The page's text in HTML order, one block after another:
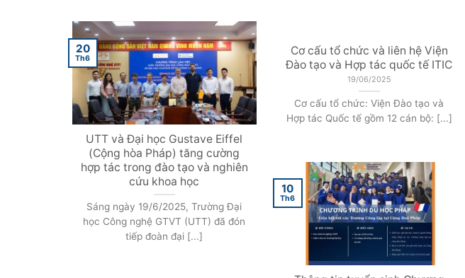
UTT và Đại học Gustave Eiffel
(Cộng hòa Pháp) tăng cường
hợp tác trong đào tạo và nghiên
cứu khoa học
Sáng ngày 19/6/2025, Trường Đại
học Công nghệ GTVT (UTT) đã đón
tiếp đoàn đại [...]
20
Th6
Cơ cấu tổ chức và liên hệ Viện
Đào tạo và Hợp tác quốc tế ITIC
19/06/2025
Cơ cấu tổ chức: Viện Đào tạo và
Hợp tác Quốc tế gồm 12 cán bộ: [...]
10
Th6